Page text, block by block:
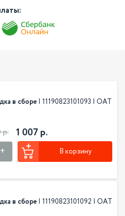
в сборе | 11190823101093 | ОАТ
р. 1 007 р.
В корзину
в сборе | 11190823101092 | ОАТ